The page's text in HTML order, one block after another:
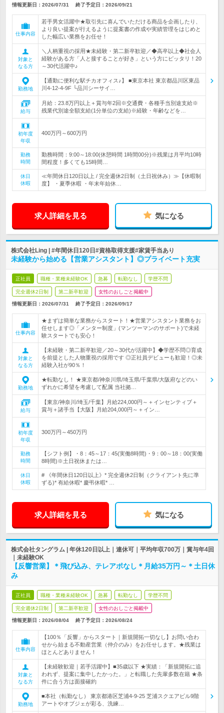
情報更新日：2026/07/31 終了予定日： 2026/09/21
仕事内容
若手男女活躍中★取引先に喜んでいただける商品を企画したり、
より良い提案が行えるように提案書の作成や実績管理をはじめと
した幅広い業務をお任せ！
対象と
なる方
＼人柄重視の採用★未経験・第二新卒歓迎／◆高卒以上◆社会人
経験がある方「人と接することが好き」という方にピッタリ！20
～30代活躍中♪
勤務地
【通勤に便利な駅チカオフィス♪】 ■東京本社 東京都品川区東品
川4-12-4-9F └品川シーサイ…
給与
月給：23.8万円以上＋賞与年2回※交通費・各種手当別途支給※
残業代別途全額支給(1分単位の支給)※経験・年齢などを…
初年度
年収
400万円～600万円
勤務
時間
勤務時間：9:00～18:00(休憩時間 1時間00分)※残業は月平均10時
間程度！多くても15時間…
休日
休暇
≪年間休日120日以上 / 完全週休2日制（土日祝休み）≫【休暇制
度】 ・夏季休暇 ・年末年始休…
求人詳細を見る 気になる
株式会社Ling | #年間休日120日#資格取得支援#家賃手当あり
未経験から始める【営業アシスタント】◎プライベート充実
正社員 職種・業種未経験OK 急募 転勤なし 学歴不問
完全週休2日制 第二新卒歓迎 女性のおしごと掲載中
情報更新日：2026/07/31 終了予定日： 2026/09/17
仕事内容
★まずは簡単な業務からスタート！★営業アシスタント業務をお
任せします◎「メンター制度」(マンツーマンのサポート)で未経
験スタートでも安心！
対象と
なる方
【未経験・第二新卒歓迎／20～30代が活躍中】◆学歴不問◎育成
を前提とした人物重視の採用です ◎正社員デビューも歓迎！◎未
経験入社が90％！
勤務地
★転勤なし！ ★東京都/神奈川県/埼玉県/千葉県/大阪府などのい
ずれかに希望を考慮して配属 当社拠…
給与
【東京/神奈川/埼玉/千葉】月給224,000円～＋インセンティブ＋
賞与＋諸手当【大阪】月給204,000円～＋イン…
初年度
年収
300万円～450万円
勤務
時間
【シフト例】・8：45～17：45(実働8時間)・9：00～18：00(実働
8時間)※土日祝休または…
休日
休暇
# 《年間休日120日以上》* 完全週休2日制（クライアント先に準
ずる)* 有給休暇* 慶弔休暇* …
求人詳細を見る 気になる
株式会社タングラム | 年休120日以上｜連休可｜平均年収700万｜賞与年4回
｜未経験OK
【反響営業】＊飛び込み、テレアポなし＊月給35万円～＊土日休
み
正社員 職種・業種未経験OK 急募 転勤なし 学歴不問
完全週休2日制 第二新卒歓迎 女性のおしごと掲載中
情報更新日：2026/08/04 終了予定日： 2026/08/24
仕事内容
【100％「反響」からスタート｜新規開拓一切なし】お問い合わ
せから始まる不動産営業（仲介のみ）をお任せします。★残業は
ほとんどありません！
対象と
なる方
【未経験歓迎｜若手活躍中】■35歳以下 ★実績：「新規開拓に追
われず、提案に集中したかった。」と転職した先輩多数在籍 ★条
件に合う方は面接確約
勤務地
■本社（転勤なし） 東京都港区芝浦4-9-25 芝浦スクエアビル9階
アートやオブジェが彩る、洗練…